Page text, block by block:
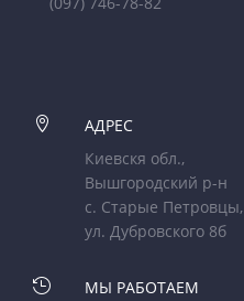

АДРЕС
Киевскя обл.,
Вышгородский р-н
с. Старые Петровцы,
ул. Дубровского 8б

МЫ РАБОТАЕМ